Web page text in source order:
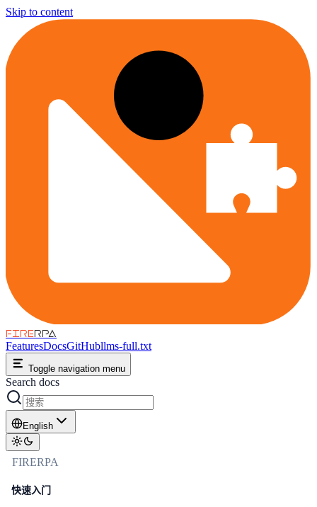
Skip to content
FIRERPA
FeaturesDocsGitHubllms-full.txt
Toggle navigation menu
Search docs
English
FIRERPA
快速入门